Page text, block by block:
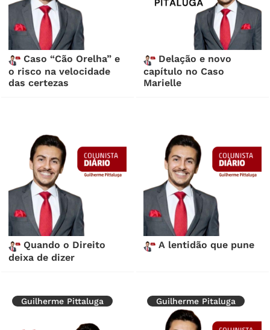
Caso “Cão Orelha” e
o risco na velocidade
das certezas
Delação e novo
capítulo no Caso
Marielle
Quando o Direito
deixa de dizer
A lentidão que pune
Guilherme Pittaluga Guilherme Pitaluga